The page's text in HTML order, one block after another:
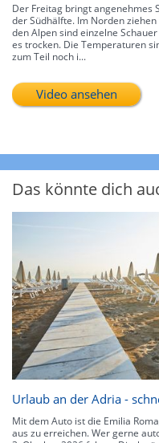
Der Freitag bringt angenehmes
der Südhälfte. Im Norden
den Alpen sind einzelne
es trocken. Die Temperaturen
zum Teil noch i...
Video ansehen
Das könnte dich
Urlaub an der Adria -
Mit dem Auto ist die Emilia
aus zu erreichen. Wer gerne